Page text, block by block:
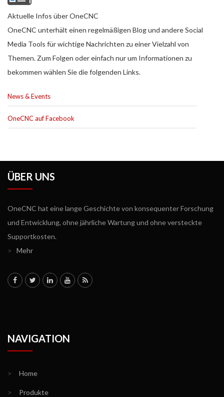
Aktuelle Infos über OneCNC
OneCNC unterhält einen regelmäßigen Blog und andere Social
Media Tools für wichtige Nachrichten zu einer Vielzahl von
Themen. Zum Folgen oder einfach nur um Informationen zu
bekommen wählen Sie die folgenden Links.
News & Events
OneCNC auf Facebook
ÜBER UNS
OneCNC hat eine lange Geschichte von konsequenter Forschung
und Entwicklung, ohne jährliche Wartung und ohne versteckte
Supportkosten.
>
Mehr
NAVIGATION
> Home
> Produkte